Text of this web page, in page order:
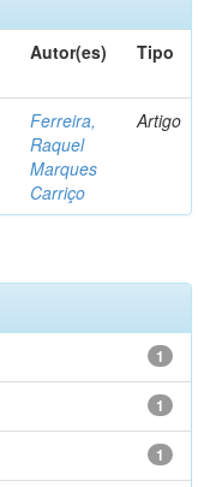
Autor(es) Tipo
Ferreira,
Raquel
Marques
Carriço
Artigo
1
1
1